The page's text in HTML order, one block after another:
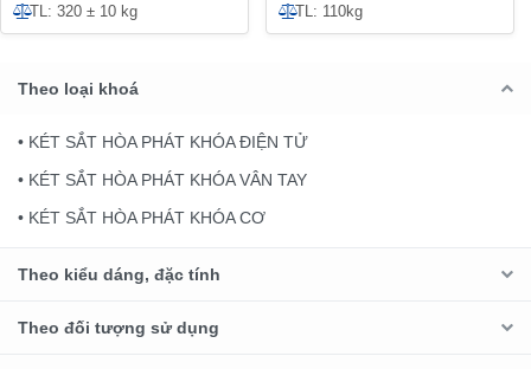
TL: 320 ± 10 kg TL: 110kg
Theo loại khoá
• KÉT SẮT HÒA PHÁT KHÓA ĐIỆN TỬ
• KÉT SẮT HÒA PHÁT KHÓA VÂN TAY
• KÉT SẮT HÒA PHÁT KHÓA CƠ
Theo kiểu dáng, đặc tính
Theo đối tượng sử dụng